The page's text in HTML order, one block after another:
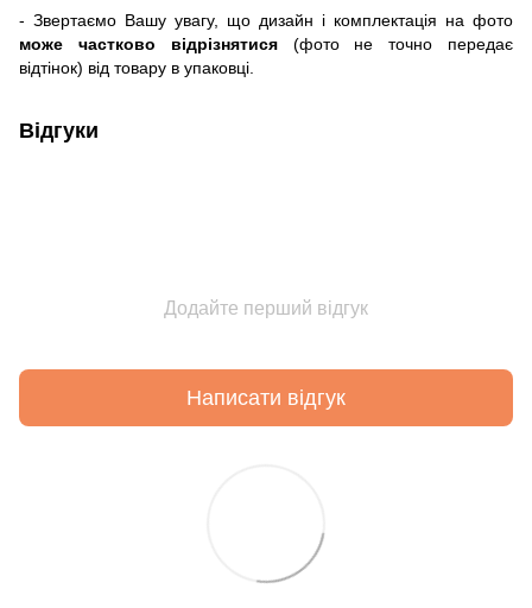
- Звертаємо Вашу увагу, що дизайн і комплектація на фото
може частково відрізнятися(фото не точно передає
відтінок) від товару в упаковці.
Відгуки
Додайте перший відгук
Написати відгук